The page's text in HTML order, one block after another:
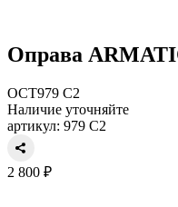
Оправа
OCT979 C2
Наличие уточняйте
артикул: 979 C2
2 800 ₽